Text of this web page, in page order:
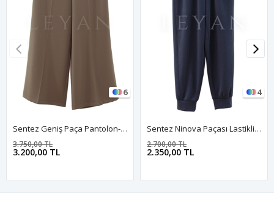
6
Sentez Geniş Paça Pantolon- LYN03751 Vizon
3.200,00 TL
3.750,00 TL
4
Sentez Ninova Paçası Lastikli Pantolon- LYN03977 Lacivert
2.350,00 TL
2.700,00 TL